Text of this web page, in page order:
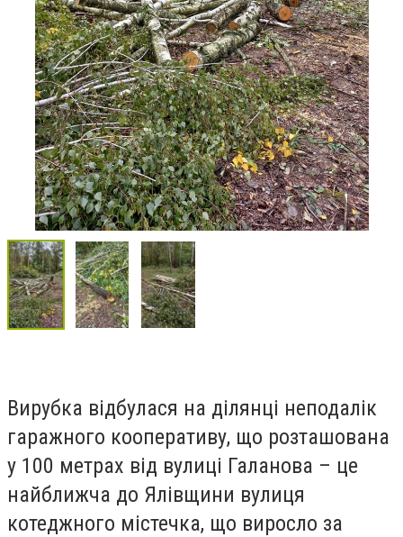
Вирубка відбулася на ділянці неподалік
гаражного кооперативу, що розташована
у 100 метрах від вулиці Галанова – це
найближча до Ялівщини вулиця
котеджного містечка, що виросло за